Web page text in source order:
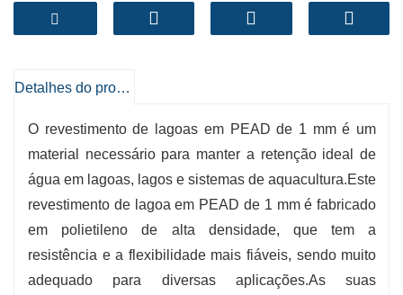
evitando a perda de água e protegendo contra a
contaminação.
garantindo uma vida útil prolongada.
-Resistência Química : Resiste eficazmente a
uma variedade de produtos químicos, o que o
torna excelente para diversos ambientes
aquáticos.
-Fácil instalação: Leve e flexível, permitindo
um fácil manuseamento e uma instalação
Detalhes do produto
O revestimento de lagoas em PEAD de 1 mm é um
material necessário para manter a retenção ideal de
água em lagoas, lagos e sistemas de aquacultura.Este
revestimento de lagoa em PEAD de 1 mm é fabricado
em polietileno de alta densidade, que tem a
resistência e a flexibilidade mais fiáveis, sendo muito
adequado para diversas aplicações.As suas